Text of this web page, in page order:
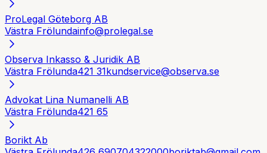
ProLegal Göteborg AB
Västra Frölundainfo@prolegal.se
Observa Inkasso & Juridik AB
Västra Frölunda421 31kundservice@observa.se
Advokat Lina Numanelli AB
Västra Frölunda421 65
Borikt Ab